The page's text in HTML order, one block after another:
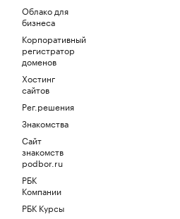
Облако для
бизнеса
Корпоративный
регистратор
доменов
Хостинг
сайтов
Рег.решения
Знакомства
Сайт
знакомств
podbor.ru
РБК
Компании
РБК Курсы